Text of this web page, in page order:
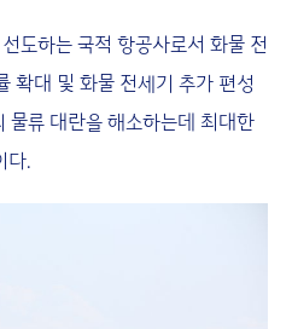
도하는 국적 항공사로서 화물 전
확대 및 화물 전세기 추가 편성
물류 대란을 해소하는데 최대한
다.